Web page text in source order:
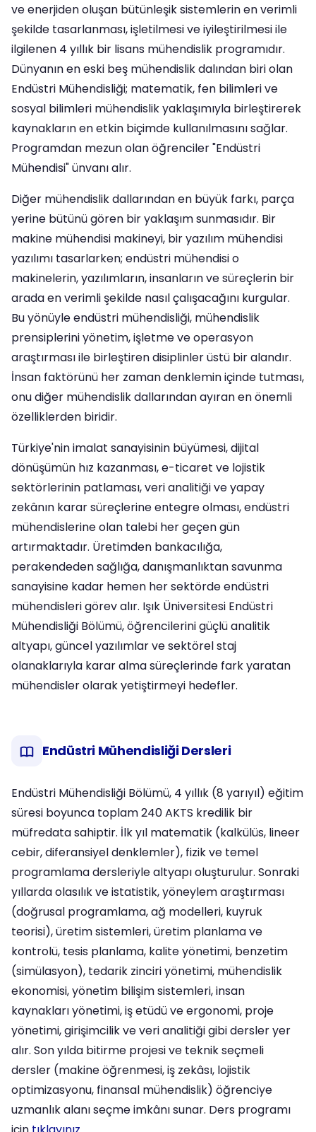
ve enerjiden oluşan bütünleşik sistemlerin en verimli
şekilde tasarlanması, işletilmesi ve iyileştirilmesi ile
ilgilenen 4 yıllık bir lisans mühendislik programıdır.
Dünyanın en eski beş mühendislik dalından biri olan
Endüstri Mühendisliği; matematik, fen bilimleri ve
sosyal bilimleri mühendislik yaklaşımıyla birleştirerek
kaynakların en etkin biçimde kullanılmasını sağlar.
Programdan mezun olan öğrenciler "Endüstri
Mühendisi" ünvanı alır.
Diğer mühendislik dallarından en büyük farkı, parça
yerine bütünü gören bir yaklaşım sunmasıdır. Bir
makine mühendisi makineyi, bir yazılım mühendisi
yazılımı tasarlarken; endüstri mühendisi o
makinelerin, yazılımların, insanların ve süreçlerin bir
arada en verimli şekilde nasıl çalışacağını kurgular.
Bu yönüyle endüstri mühendisliği, mühendislik
prensiplerini yönetim, işletme ve operasyon
araştırması ile birleştiren disiplinler üstü bir alandır.
İnsan faktörünü her zaman denklemin içinde tutması,
onu diğer mühendislik dallarından ayıran en önemli
özelliklerden biridir.
Türkiye'nin imalat sanayisinin büyümesi, dijital
dönüşümün hız kazanması, e-ticaret ve lojistik
sektörlerinin patlaması, veri analitiği ve yapay
zekânın karar süreçlerine entegre olması, endüstri
mühendislerine olan talebi her geçen gün
artırmaktadır. Üretimden bankacılığa,
perakendeden sağlığa, danışmanlıktan savunma
sanayisine kadar hemen her sektörde endüstri
mühendisleri görev alır. Işık Üniversitesi Endüstri
Mühendisliği Bölümü, öğrencilerini güçlü analitik
altyapı, güncel yazılımlar ve sektörel staj
olanaklarıyla karar alma süreçlerinde fark yaratan
mühendisler olarak yetiştirmeyi hedefler.
Endüstri Mühendisliği Dersleri
Endüstri Mühendisliği Bölümü, 4 yıllık (8 yarıyıl) eğitim
süresi boyunca toplam 240 AKTS kredilik bir
müfredata sahiptir. İlk yıl matematik (kalkülüs, lineer
cebir, diferansiyel denklemler), fizik ve temel
programlama dersleriyle altyapı oluşturulur. Sonraki
yıllarda olasılık ve istatistik, yöneylem araştırması
(doğrusal programlama, ağ modelleri, kuyruk
teorisi), üretim sistemleri, üretim planlama ve
kontrolü, tesis planlama, kalite yönetimi, benzetim
(simülasyon), tedarik zinciri yönetimi, mühendislik
ekonomisi, yönetim bilişim sistemleri, insan
kaynakları yönetimi, iş etüdü ve ergonomi, proje
yönetimi, girişimcilik ve veri analitiği gibi dersler yer
alır. Son yılda bitirme projesi ve teknik seçmeli
dersler (makine öğrenmesi, iş zekâsı, lojistik
optimizasyonu, finansal mühendislik) öğrenciye
uzmanlık alanı seçme imkânı sunar. Ders programı